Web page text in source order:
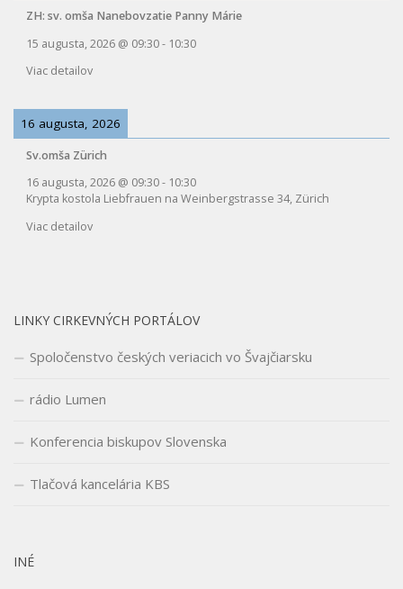
ZH: sv. omša Nanebovzatie Panny Márie
15 augusta, 2026 @ 09:30- 10:30
Viac detailov
16 augusta, 2026
Sv.omša Zürich
16 augusta, 2026 @ 09:30- 10:30
Krypta kostola Liebfrauen na Weinbergstrasse 34, Zürich
Viac detailov
LINKY CIRKEVNÝCH PORTÁLOV
Spoločenstvo českých veriacich vo Švajčiarsku
rádio Lumen
Konferencia biskupov Slovenska
Tlačová kancelária KBS
INÉ